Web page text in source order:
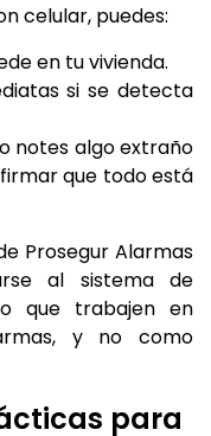
celular, puedes:
en tu vivienda.
si se detecta
notes algo extraño
que todo está
Prosegur Alarmas
al sistema de
que trabajen en
y no como
para